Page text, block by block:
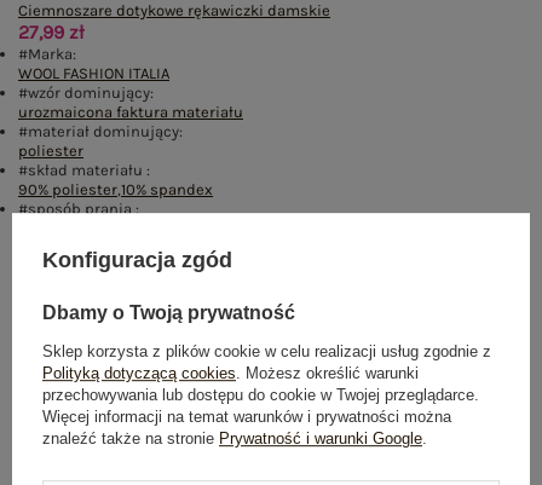
Ciemnoszare dotykowe rękawiczki damskie
27,99 zł
#Marka:
WOOL FASHION ITALIA
#wzór dominujący:
urozmaicona faktura materiału
#materiał dominujący:
poliester
#skład materiału :
90% poliester,10% spandex
#sposób prania :
Rozmiar: S/M
Centrum Logistyczne Nadarzyn
Dostępny
Rozmiar: L/XL
Centrum Logistyczne Nadarzyn
Dostępny
Konfiguracja zgód
Dbamy o Twoją prywatność
Sklep korzysta z plików cookie w celu realizacji usług zgodnie z
Polityką dotyczącą cookies . Możesz określić warunki
przechowywania lub dostępu do cookie w Twojej przeglądarce.
Więcej informacji na temat warunków i prywatności można
znaleźć także na stronie Prywatność i warunki Google